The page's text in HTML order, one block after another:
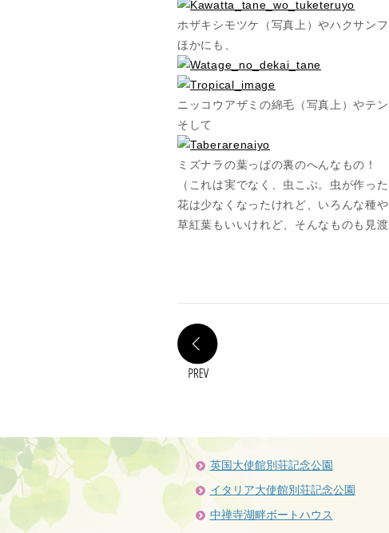
ホザキシモツケ（写真上）やハクサン
ほかにも、
ニッコウアザミの綿毛（写真上）やテ
そして
ミズナラの葉っぱの裏のへんなもの！
（これは実でなく、虫こぶ。虫が作っ
花は少なくなったけれど、いろんな種
草紅葉もいいけれど、そんなものも見
英国大使館別荘記念公園
イタリア大使館別荘記念公園
中禅寺湖畔ボートハウス